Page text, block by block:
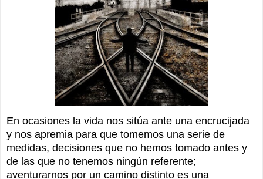
En ocasiones la vida nos sitúa ante una encrucijada
y nos apremia para que tomemos una serie de
medidas, decisiones que no hemos tomado antes y
de las que no tenemos ningún referente;
aventurarnos por un camino distinto es una